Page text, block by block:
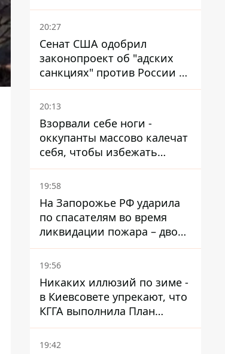
миллионов, но удары ВСУ
изменили ситуацию
20:27
Сенат США одобрил
законопроект об "адских
санкциях" против России и
Ирана
20:13
Взорвали себе ноги -
оккупанты массово калечат
себя, чтобы избежать
штурмов - ГУР
19:58
На Запорожье РФ ударила
по спасателям во время
ликвидации пожара – двое
раненых
19:56
Никаких иллюзий по зиме -
в Киевсовете упрекают, что
КГГА выполнила План
устойчивости на 20%
19:42